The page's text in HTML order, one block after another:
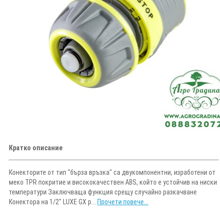
Кратко описание
Конекторите от тип "бърза връзка" са двукомпонентни, изработени от
меко TPR покритие и висококачествен ABS, който е устойчив на ниски
температури Заключваща функция срещу случайно разкачване
Конектора на 1/2" LUXE GX р... Прочети повече...